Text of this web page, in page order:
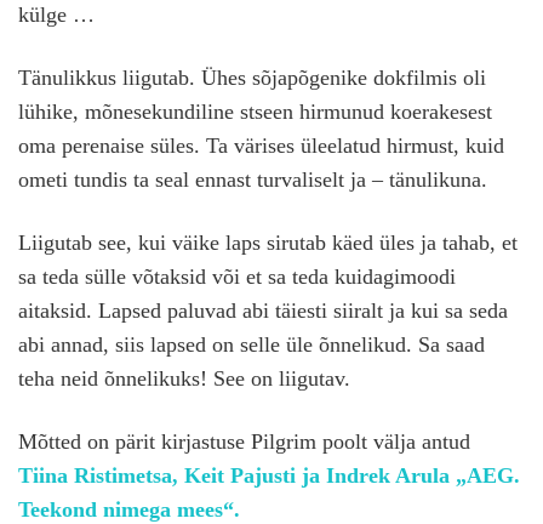
külge …
Tänulikkus liigutab. Ühes sõjapõgenike dokfilmis oli
lühike, mõnesekundiline stseen hirmunud koerakesest
oma perenaise süles. Ta värises üleelatud hirmust, kuid
ometi tundis ta seal ennast turvaliselt ja – tänulikuna.
Liigutab see, kui väike laps sirutab käed üles ja tahab, et
sa teda sülle võtaksid või et sa teda kuidagimoodi
aitaksid. Lapsed paluvad abi täiesti siiralt ja kui sa seda
abi annad, siis lapsed on selle üle õnnelikud. Sa saad
teha neid õnnelikuks! See on liigutav.
Mõtted on pärit kirjastuse Pilgrim poolt välja antud
Tiina Ristimetsa, Keit Pajusti ja Indrek Arula „AEG.
Teekond nimega mees“.